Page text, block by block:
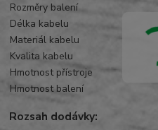
Rozměry balení
Délka kabelu
Materiál kabelu
Kvalita kabelu
Hmotnost přístroje
Hmotnost balení
Rozsah dodávky: